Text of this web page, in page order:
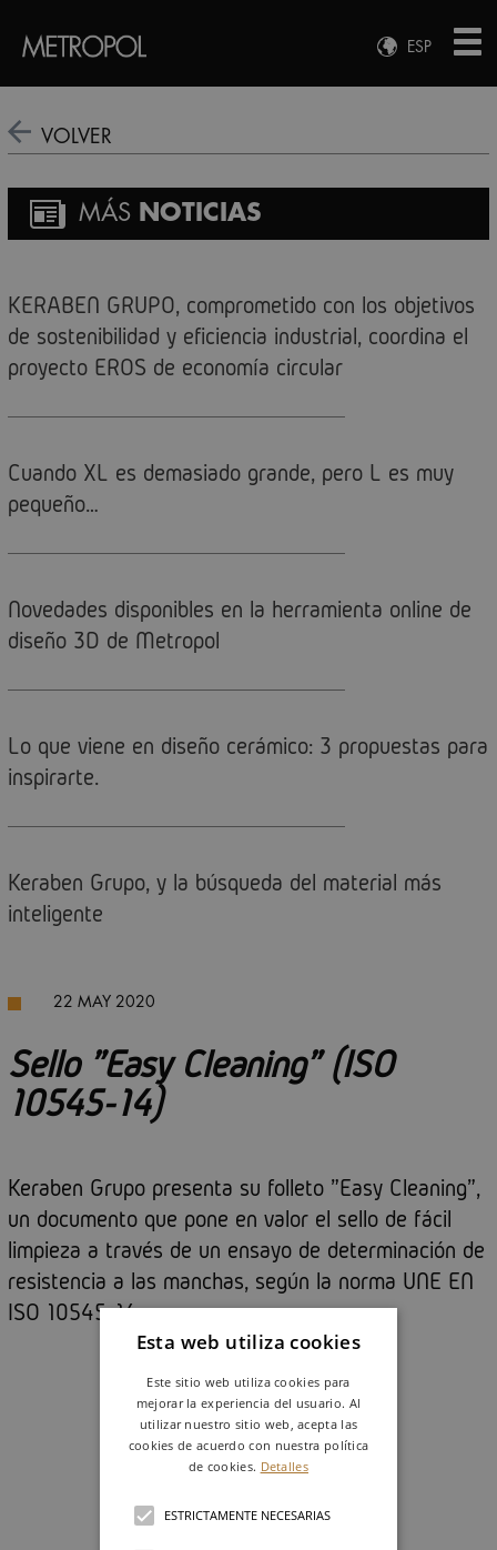
ESP
ENG
VOLVER
MÁS NOTICIAS
KERABEN GRUPO, comprometido con los objetivos
de sostenibilidad y eficiencia industrial, coordina el
proyecto EROS de economía circular
Cuando XL es demasiado grande, pero L es muy
pequeño…
Novedades disponibles en la herramienta online de
diseño 3D de Metropol
Lo que viene en diseño cerámico: 3 propuestas para
inspirarte.
Keraben Grupo, y la búsqueda del material más
inteligente
22 MAY 2020
Sello "Easy Cleaning" (ISO
10545-14)
Keraben Grupo presenta su folleto "Easy Cleaning",
un documento que pone en valor el sello de fácil
limpieza a través de un ensayo de determinación de
resistencia a las manchas, según la norma UNE EN
ISO 10545-14.
Esta web utiliza cookies
Este sitio web utiliza cookies para
mejorar la experiencia del usuario. Al
utilizar nuestro sitio web, acepta las
cookies de acuerdo con nuestra política
de cookies. Detalles
ESTRICTAMENTE NECESARIAS